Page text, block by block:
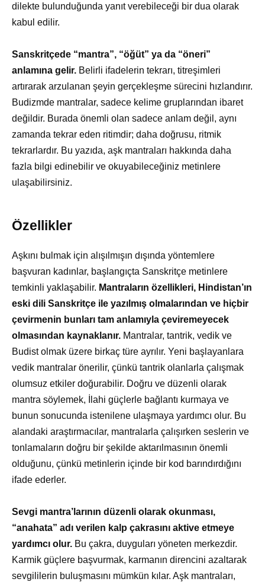
dilekte bulunduğunda yanıt verebileceği bir dua olarak
kabul edilir.
Sanskritçede “mantra”, “öğüt” ya da “öneri”
anlamına gelir. Belirli ifadelerin tekrarı, titreşimleri
artırarak arzulanan şeyin gerçekleşme sürecini hızlandırır.
Budizmde mantralar, sadece kelime gruplarından ibaret
değildir. Burada önemli olan sadece anlam değil, aynı
zamanda tekrar eden ritimdir; daha doğrusu, ritmik
tekrarlardır. Bu yazıda, aşk mantraları hakkında daha
fazla bilgi edinebilir ve okuyabileceğiniz metinlere
ulaşabilirsiniz.
Özellikler
Aşkını bulmak için alışılmışın dışında yöntemlere
başvuran kadınlar, başlangıçta Sanskritçe metinlere
temkinli yaklaşabilir. Mantraların özellikleri, Hindistan’ın
eski dili Sanskritçe ile yazılmış olmalarından ve hiçbir
çevirmenin bunları tam anlamıyla çeviremeyecek
olmasından kaynaklanır. Mantralar, tantrik, vedik ve
Budist olmak üzere birkaç türe ayrılır. Yeni başlayanlara
vedik mantralar önerilir, çünkü tantrik olanlarla çalışmak
olumsuz etkiler doğurabilir. Doğru ve düzenli olarak
mantra söylemek, İlahi güçlerle bağlantı kurmaya ve
bunun sonucunda istenilene ulaşmaya yardımcı olur. Bu
alandaki araştırmacılar, mantralarla çalışırken seslerin ve
tonlamaların doğru bir şekilde aktarılmasının önemli
olduğunu, çünkü metinlerin içinde bir kod barındırdığını
ifade ederler.
Sevgi mantra’larının düzenli olarak okunması,
“anahata” adı verilen kalp çakrasını aktive etmeye
yardımcı olur. Bu çakra, duyguları yöneten merkezdir.
Karmik güçlere başvurmak, karmanın direncini azaltarak
sevgililerin buluşmasını mümkün kılar. Aşk mantraları,